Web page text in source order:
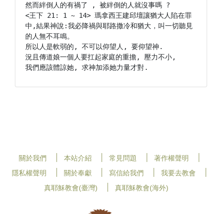
然而絆倒人的有禍了 , 被絆倒的人就沒事嗎 ?
<王下 21: 1 ~ 14> 瑪拿西王建邱壇讓猶大人陷在罪
中,結果神說:我必降禍與耶路撒冷和猶大，叫一切聽見
的人無不耳鳴。
所以人是軟弱的, 不可以仰望人, 要仰望神.
況且傳道娘一個人要扛起家庭的重擔, 壓力不小,
關於我們 本站介紹 常見問題
著作權聲明
隱私權聲明
關於奉獻 寫信給我們
我要去教會
真耶穌教會(臺灣)
真耶穌教會(海外)